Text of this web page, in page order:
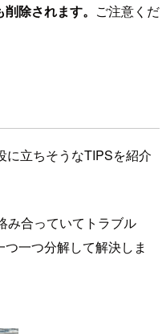
除されます。 ご注意くだ
に立ちそうなTIPSを紹介
み合っていてトラブル
一つ分解して解決しま